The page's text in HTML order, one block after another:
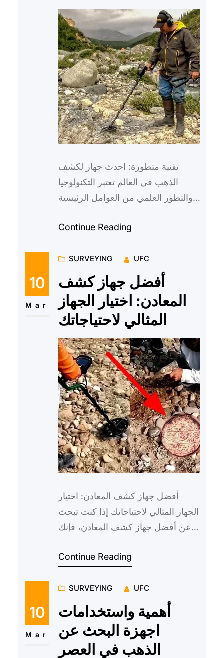
تقنية متطورة: احدث جهاز لكشف
الذهب في العالم تعتبر التكنولوجيا
والتطور العلمي من العوامل الرئيسية
Continue Reading
10
Mar
SURVEYING UFC
أفضل جهاز كشف
المعادن: اختيار الجهاز
المثالي لاحتياجاتك
أفضل جهاز كشف المعادن: اختيار
الجهاز المثالي لاحتياجاتك إذا كنت تبحث
عن أفضل جهاز كشف المعادن، فإنك
المناسب لاحتياجاتك….Continue Reading
10
Mar
SURVEYING UFC
أهمية واستخدامات
اجهزة البحث عن
الذهب في العصر